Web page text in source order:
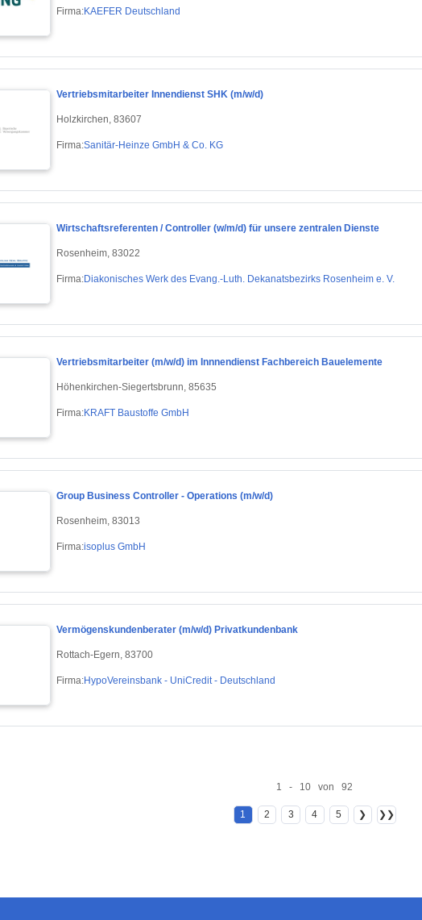
Firma:KAEFER Deutschland
Vertriebsmitarbeiter Innendienst SHK (m/w/d)
Holzkirchen, 83607
Firma:Sanitär-Heinze GmbH & Co. KG
Wirtschaftsreferenten / Controller (w/m/d) für unsere zentralen Dienste
Rosenheim, 83022
Firma:Diakonisches Werk des Evang.-Luth. Dekanatsbezirks Rosenheim e. V.
Vertriebsmitarbeiter (m/w/d) im Innnendienst Fachbereich Bauelemente
Höhenkirchen-Siegertsbrunn, 85635
Firma:KRAFT Baustoffe GmbH
Group Business Controller - Operations (m/w/d)
Rosenheim, 83013
Firma:isoplus GmbH
Vermögenskundenberater (m/w/d) Privatkundenbank
Rottach-Egern, 83700
Firma:HypoVereinsbank - UniCredit - Deutschland
1 - 10 von 92
1 2 3 4 5 ❯ ❯❯